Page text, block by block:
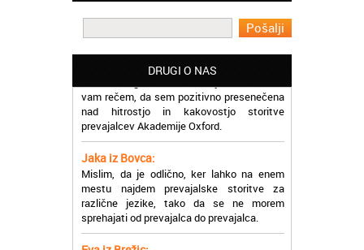
DRUGI O NAS
madžarskega v slovenski jezik in lahko
vam rečem, da sem pozitivno presenečena
nad hitrostjo in kakovostjo storitve
prevajalcev Akademije Oxford.
Jaka iz Bovca:
Mislim, da je odlično, ker lahko na enem
mestu najdem prevajalske storitve za
različne jezike, tako da se ne morem
sprehajati od prevajalca do prevajalca.
Eva iz Brežic: